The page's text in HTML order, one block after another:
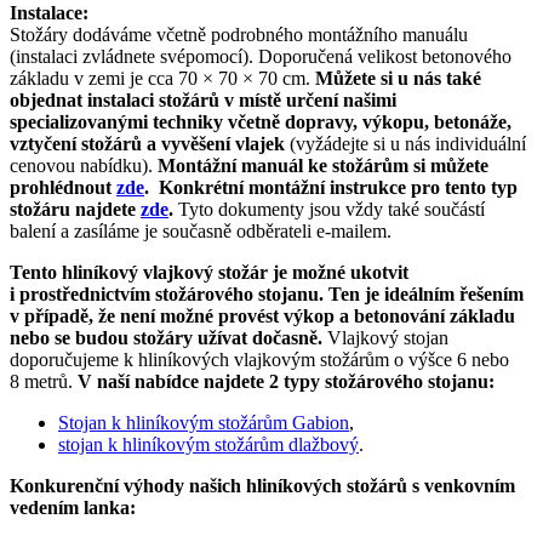
Instalace:
Stožáry dodáváme včetně podrobného montážního manuálu
(instalaci zvládnete svépomocí). Doporučená velikost betonového
základu v zemi je cca 70 × 70 × 70 cm. Můžete si u nás také
objednat instalaci stožárů v místě určení našimi
specializovanými techniky včetně dopravy, výkopu, betonáže,
vztyčení stožárů a vyvěšení vlajek (vyžádejte si u nás individuální
cenovou nabídku). Montážní manuál ke stožárům si můžete
prohlédnout zde. Konkrétní montážní instrukce pro tento typ
stožáru najdete zde. Tyto dokumenty jsou vždy také součástí
balení a zasíláme je současně odběrateli e-mailem.
Tento hliníkový vlajkový stožár je možné ukotvit
i prostřednictvím stožárového stojanu. Ten je ideálním řešením
v případě, že není možné provést výkop a betonování základu
nebo se budou stožáry užívat dočasně. Vlajkový stojan
doporučujeme k hliníkových vlajkovým stožárům o výšce 6 nebo
8 metrů. V naší nabídce najdete 2 typy stožárového stojanu:
Stojan k hliníkovým stožárům Gabion,
stojan k hliníkovým stožárům dlažbový.
Konkurenční výhody našich hliníkových stožárů s venkovním
vedením lanka: